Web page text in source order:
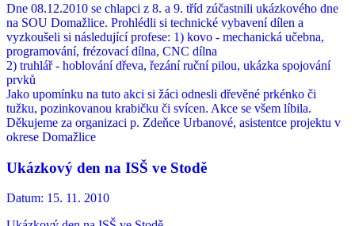
Dne 08.12.2010 se chlapci z 8. a 9. tříd zúčastnili ukázkového dne
na SOU Domažlice. Prohlédli si technické vybavení dílen a
vyzkoušeli si následující profese: 1) kovo - mechanická učebna,
programování, frézovací dílna, CNC dílna
2) truhlář - hoblování dřeva, řezání ruční pilou, ukázka spojování
prvků
Jako upomínku na tuto akci si žáci odnesli dřevěné prkénko či
tužku, pozinkovanou krabičku či svícen. Akce se všem líbila.
Děkujeme za organizaci p. Zdeňce Urbanové, asistentce projektu v
okrese Domažlice
Ukázkový den na ISŠ ve Stodě
Datum: 15. 11. 2010